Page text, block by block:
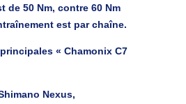
de 50 Nm, contre 60 Nm
est par chaîne.
« Chamonix C7
Nexus,